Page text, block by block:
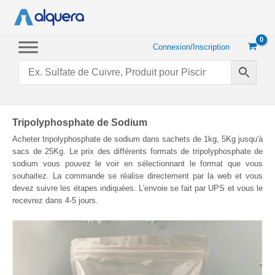
Connexion/Inscription
Tripolyphosphate de Sodium
Acheter tripolyphosphate de sodium dans sachets de 1kg, 5Kg jusqu'à
sacs de 25Kg. Le prix des différents formats de tripolyphosphate de
sodium vous pouvez le voir en sélectionnant le format que vous
souhaitez. La commande se réalise directement par la web et vous
devez suivre les étapes indiquées. L'envoie se fait par UPS et vous le
recevrez dans 4-5 jours.